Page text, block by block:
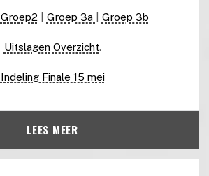
Groep2 Groep 3a Groep 3b
Uitslagen Overzicht.
Indeling Finale 15 mei
LEES MEER